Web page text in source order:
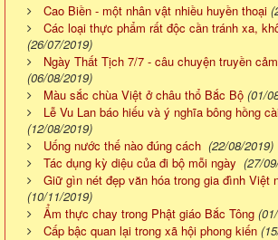
Cao Biền - một nhân vật nhiều huyền thoại
Các loại thực phẩm rất độc cần tránh xa,
(26/07/2019)
Ngày Thất Tịch 7/7 - câu chuyện truyền
(06/08/2019)
Màu sắc chùa Việt ở châu thổ Bắc Bộ (01/
Lễ Vu Lan báo hiếu và ý nghĩa bông hồng
(12/08/2019)
Uống nước thế nào đúng cách (22/08/2019)
Tác dụng kỳ diệu của đi bộ mỗi ngày (27/
Giữ gìn nét đẹp văn hóa trong gia đình Việt
(10/11/2019)
Ẩm thực chay trong Phật giáo Bắc Tông
Cấp bậc quan lại trong xã hội phong kiến